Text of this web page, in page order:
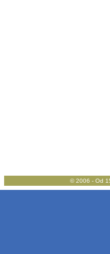
© 2006 - Od